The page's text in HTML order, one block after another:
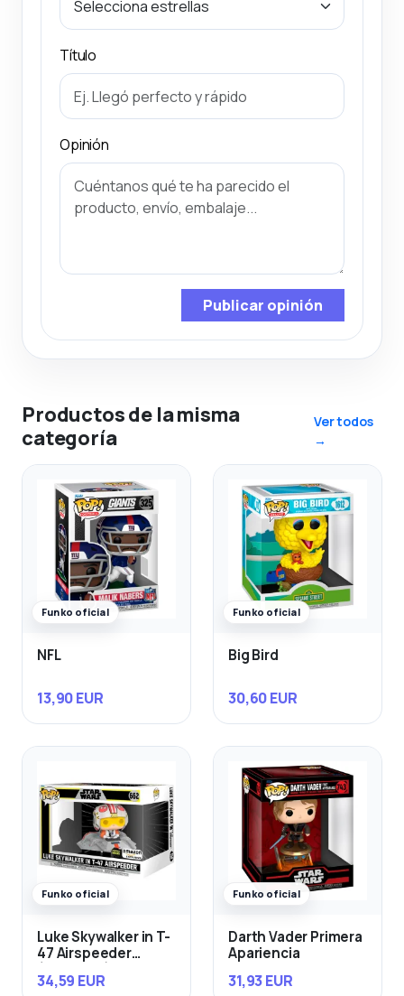
Título
Opinión
Publicar opinión
Productos de la misma
categoría
Ver todos
→
Funko oficial
NFL
13,90 EUR
Funko oficial
Big Bird
30,60 EUR
Funko oficial
Luke Skywalker in T-
47 Airspeeder
34,59 EUR
Funko oficial
Darth Vader Primera
Apariencia
31,93 EUR